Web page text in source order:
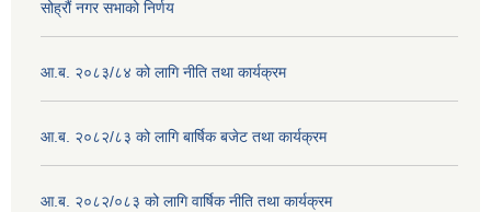
सोह्रौं नगर सभाको निर्णय
आ.ब. २०८३/८४ को लागि नीति तथा कार्यक्रम
आ.ब. २०८२/८३ को लागि बार्षिक बजेट तथा कार्यक्रम
आ.ब. २०८२/०८३ को लागि वार्षिक नीति तथा कार्यक्रम